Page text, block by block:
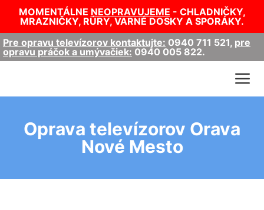
MOMENTÁLNE NEOPRAVUJEME - CHLADNIČKY,
MRAZNIČKY, RÚRY, VARNÉ DOSKY A SPORÁKY.
Pre opravu televízorov kontaktujte: 0940 711 521, pre
opravu práčok a umývačiek: 0940 005 822.
Oprava televízorov Orava
Nové Mesto